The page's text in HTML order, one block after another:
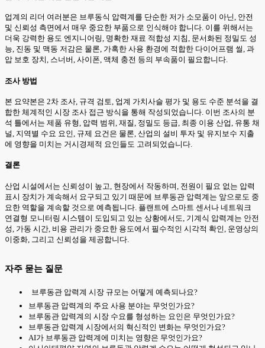
업계의 리더 여러분은 브루동식 압력계를 단순한 저가 소모품이 아닌, 안전
및 신뢰성 측면에서 매우 중요한 부품으로 인식해야 합니다. 이를 위해서는
더욱 강력한 용도 엔지니어링, 명확한 재료 적합성 지침, 문서화된 정밀도 성
능, 진동 및 맥동 저감은 물론, 가혹한 사용 환경에 적합한 다이어프램 씰, 과
압 보호 장치, 스너버, 사이폰, 액체 충전 등의 부속품이 필요합니다.
조사 방법
본 요약본은 2차 조사, 규격 검토, 업계 가치사슬 평가 및 용도 수준 분석을 결
합한 체계적인 시장 조사 접근 방식을 통해 작성되었습니다. 이번 조사의 분
석 틀에서는 제품 유형, 압력 범위, 재질, 정밀도 등급, 최종 이용 산업, 유통 채
널, 지역별 수요 요인, 규제 요건은 물론, 산업의 설비 투자 및 유지보수 지출
에 영향을 미치는 거시경제적 요인들도 고려되었습니다.
결론
산업 시설에서는 신뢰성이 높고, 현장에서 작동하며, 전원이 필요 없는 압력
표시 장치가 계속해서 요구되고 있기 때문에 브루동관 압력계는 앞으로도 중
요한 역할을 계속할 것으로 예측됩니다. 플랜트에 스마트 센서나 네트워크
연결형 모니터링 시스템이 도입되고 있는 상황에서도, 기계식 압력계는 안전
성, 가동 시간, 비용 관리가 중요한 용도에서 필수적인 시각적 확인, 운영상의
이중화, 그리고 신뢰성을 제공합니다.
자주 묻는 질문
브루동관 압력계 시장 규모는 어떻게 예측되나요?
브루동관 압력계의 주요 사용 분야는 무엇인가요?
브루동관 압력계의 시장 수요를 형성하는 요인은 무엇인가요?
브루동관 압력계 시장에서의 혁신적인 변화는 무엇인가요?
AI가 브루동관 압력계에 미치는 영향은 무엇인가요?